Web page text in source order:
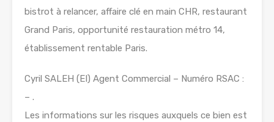
bistrot à relancer, affaire clé en main CHR, restaurant
Grand Paris, opportunité restauration métro 14,
établissement rentable Paris.
Cyril SALEH (EI) Agent Commercial – Numéro RSAC :
– .
Les informations sur les risques auxquels ce bien est